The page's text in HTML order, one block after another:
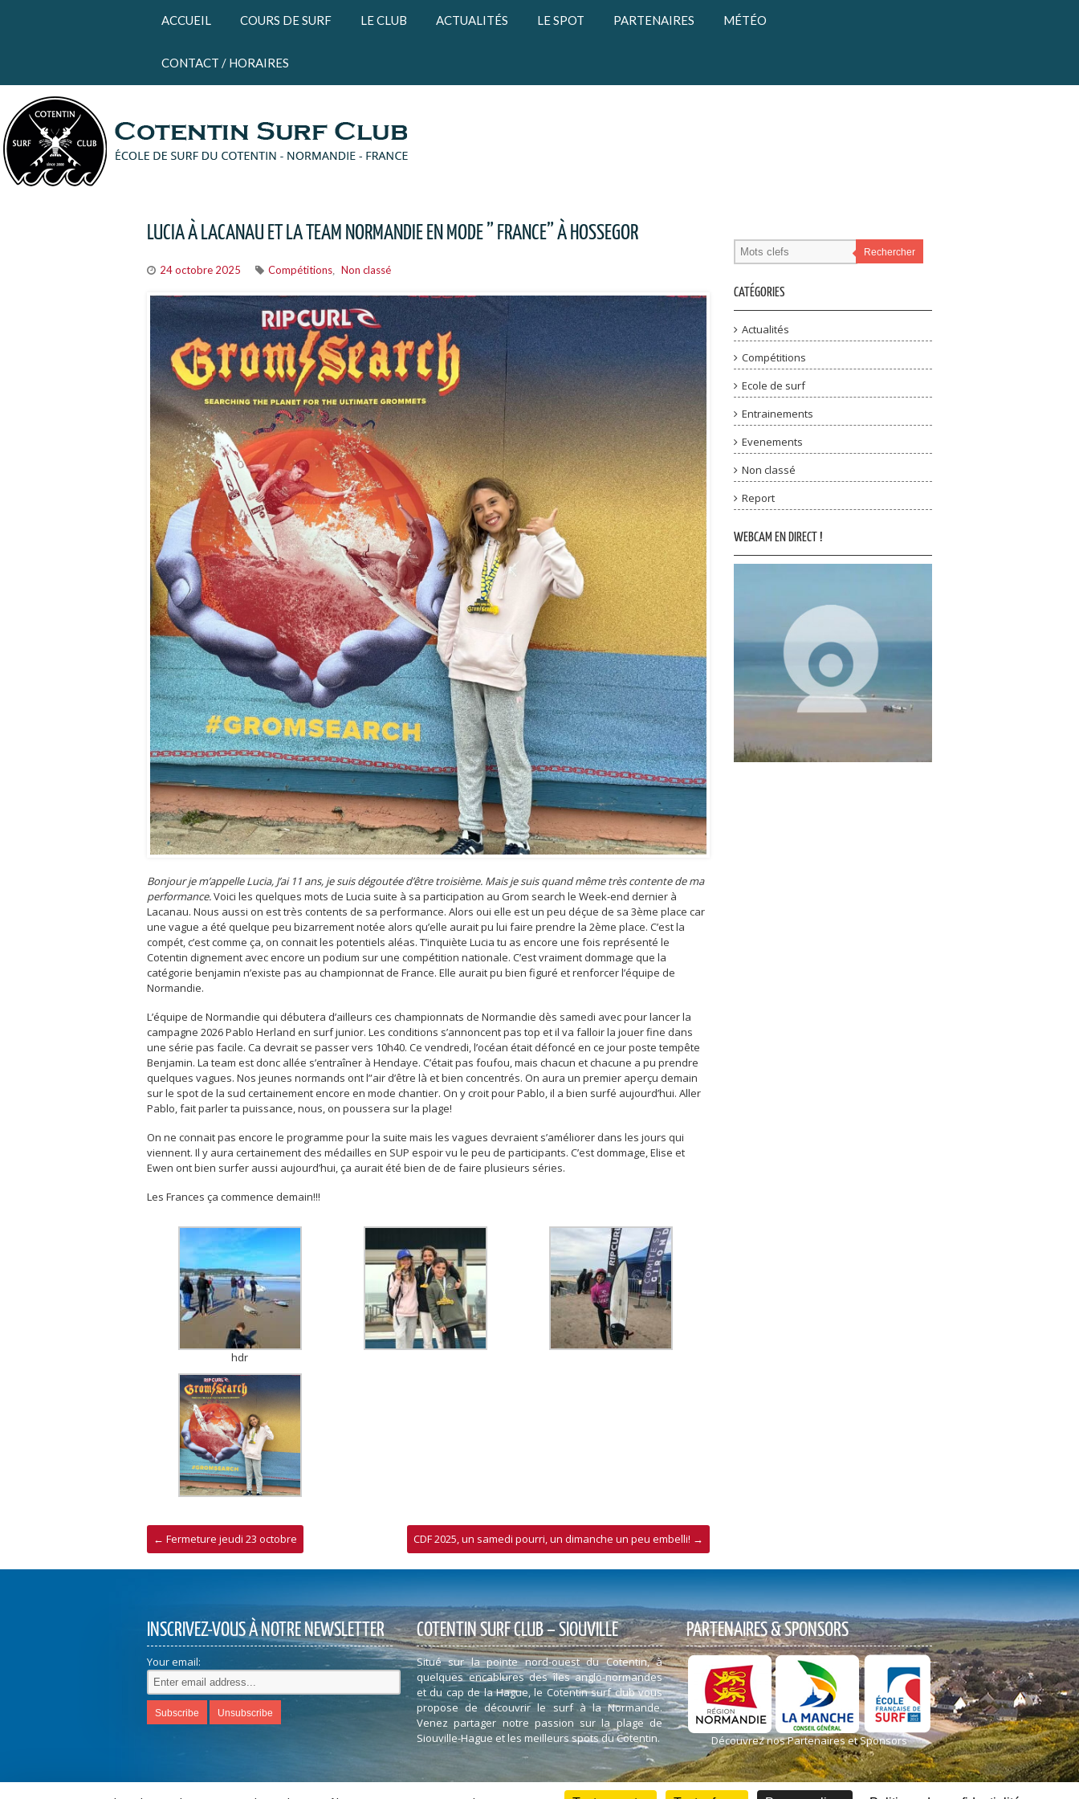
ACCUEIL COURS DE SURF LE CLUB ACTUALITÉS LE SPOT PARTENAIRES MÉTÉO
CONTACT / HORAIRES
LUCIA À LACANAU ET LA TEAM NORMANDIE EN MODE ” FRANCE” À HOSSEGOR
24 octobre 2025 Compétitions Non classé
Bonjour je m’appelle Lucia, J’ai 11 ans, je suis dégoutée d’être troisième. Mais je suis quand même très contente de ma
performance.Voici les quelques mots de Lucia suite à sa participation au Grom search le Week-end dernier à
Lacanau. Nous aussi on est très contents de sa performance. Alors oui elle est un peu déçue de sa 3ème place car
une vague a été quelque peu bizarrement notée alors qu’elle aurait pu lui faire prendre la 2ème place. C’est la
compét, c’est comme ça, on connait les potentiels aléas. T’inquiète Lucia tu as encore une fois représenté le
Cotentin dignement avec encore un podium sur une compétition nationale. C’est vraiment dommage que la
catégorie benjamin n’existe pas au championnat de France. Elle aurait pu bien figuré et renforcer l’équipe de
Normandie.
L’équipe de Normandie qui débutera d’ailleurs ces championnats de Normandie dès samedi avec pour lancer la
campagne 2026 Pablo Herland en surf junior. Les conditions s’annoncent pas top et il va falloir la jouer fine dans
une série pas facile. Ca devrait se passer vers 10h40. Ce vendredi, l’océan était défoncé en ce jour poste tempête
Benjamin. La team est donc allée s’entraîner à Hendaye. C’était pas foufou, mais chacun et chacune a pu prendre
quelques vagues. Nos jeunes normands ont l”air d’être là et bien concentrés. On aura un premier aperçu demain
sur le spot de la sud certainement encore en mode chantier. On y croit pour Pablo, il a bien surfé aujourd’hui. Aller
Pablo, fait parler ta puissance, nous, on poussera sur la plage!
On ne connait pas encore le programme pour la suite mais les vagues devraient s’améliorer dans les jours qui
viennent. Il y aura certainement des médailles en SUP espoir vu le peu de participants. C’est dommage, Elise et
Ewen ont bien surfer aussi aujourd’hui, ça aurait été bien de de faire plusieurs séries.
Les Frances ça commence demain!!!
hdr
← Fermeture jeudi 23 octobre CDF 2025, un samedi pourri, un dimanche un peu embelli! →
Rechercher
CATÉGORIES
Actualités
Compétitions
Ecole de surf
Entrainements
Evenements
Non classé
Report
WEBCAM EN DIRECT !
INSCRIVEZ-VOUS À NOTRE NEWSLETTER
Your email:
COTENTIN SURF CLUB – SIOUVILLE
Situé sur la pointe nord-ouest du Cotentin, à
quelques encablures des îles anglo-normandes
et du cap de la Hague, le Cotentin surf club vous
propose de découvrir le surf à la Normande.
Venez partager notre passion sur la plage de
Siouville-Hague et les meilleurs spots du Cotentin.
PARTENAIRES & SPONSORS
Découvrez nos Partenaires et Sponsors